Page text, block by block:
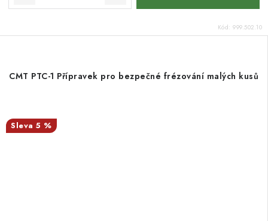
Kód: 999.502.10
CMT PTC-1 Přípravek pro bezpečné frézování malých kusů
5 %